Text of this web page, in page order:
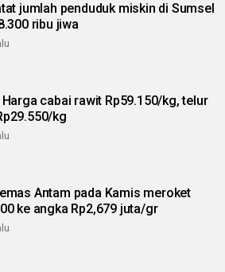
jumlah penduduk miskin di Sumsel
ribu jiwa
Harga cabai rawit Rp59.150/kg, telur
kg
Antam pada Kamis meroket
ke angka Rp2,679 juta/gr